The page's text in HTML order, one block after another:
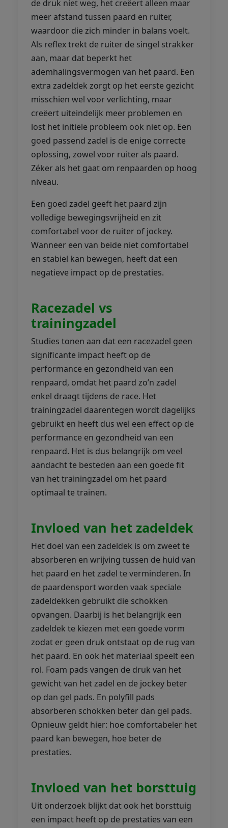
de druk niet weg, het creëert alleen maar
meer afstand tussen paard en ruiter,
waardoor die zich minder in balans voelt.
Als reflex trekt de ruiter de singel strakker
aan, maar dat beperkt het
ademhalingsvermogen van het paard. Een
extra zadeldek zorgt op het eerste gezicht
misschien wel voor verlichting, maar
creëert uiteindelijk meer problemen en
lost het initiële probleem ook niet op. Een
goed passend zadel is de enige correcte
oplossing, zowel voor ruiter als paard.
Zéker als het gaat om renpaarden op hoog
niveau.
Een goed zadel geeft het paard zijn
volledige bewegingsvrijheid en zit
comfortabel voor de ruiter of jockey.
Wanneer een van beide niet comfortabel
en stabiel kan bewegen, heeft dat een
negatieve impact op de prestaties.
Racezadel vs
trainingzadel
Studies tonen aan dat een racezadel geen
significante impact heeft op de
performance en gezondheid van een
renpaard, omdat het paard zo’n zadel
enkel draagt tijdens de race. Het
trainingzadel daarentegen wordt dagelijks
gebruikt en heeft dus wel een effect op de
performance en gezondheid van een
renpaard. Het is dus belangrijk om veel
aandacht te besteden aan een goede fit
van het trainingzadel om het paard
optimaal te trainen.
Invloed van het zadeldek
Het doel van een zadeldek is om zweet te
absorberen en wrijving tussen de huid van
het paard en het zadel te verminderen. In
de paardensport worden vaak speciale
zadeldekken gebruikt die schokken
opvangen. Daarbij is het belangrijk een
zadeldek te kiezen met een goede vorm
zodat er geen druk ontstaat op de rug van
het paard. En ook het materiaal speelt een
rol. Foam pads vangen de druk van het
gewicht van het zadel en de jockey beter
op dan gel pads. En polyfill pads
absorberen schokken beter dan gel pads.
Opnieuw geldt hier: hoe comfortabeler het
paard kan bewegen, hoe beter de
prestaties.
Invloed van het borsttuig
Uit onderzoek blijkt dat ook het borsttuig
een impact heeft op de prestaties van een